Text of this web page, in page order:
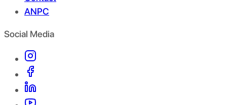
ANPC
Social Media